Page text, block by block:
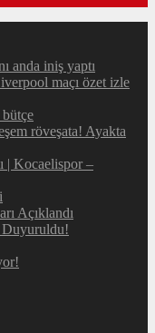
anda iniş yaptı
maçı özet izle
röveşata! Ayakta
| Kocaelispor –
Açıklandı